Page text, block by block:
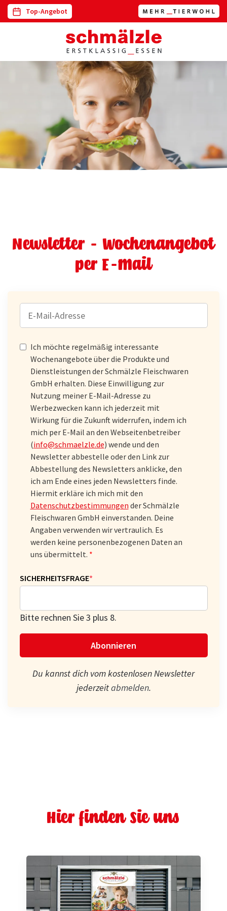
Top-Angebot
Newsletter - Wochenangebot
per E-Mail
MAIL-
Ich möchte regelmäßig interessante
Wochenangebote über die Produkte und
Dienstleistungen der Schmälzle Fleischwaren
GmbH erhalten. Diese Einwilligung zur
Nutzung meiner E-Mail-Adresse zu
Werbezwecken kann ich jederzeit mit
Wirkung für die Zukunft widerrufen, indem ich
mich per E-Mail an den Webseitenbetreiber
(info@schmaelzle.de) wende und den
Newsletter abbestelle oder den Link zur
Abbestellung des Newsletters anklicke, den
ich am Ende eines jeden Newsletters finde.
Hiermit erkläre ich mich mit den
Datenschutzbestimmungen der Schmälzle
Fleischwaren GmbH einverstanden. Deine
Angaben verwenden wir vertraulich. Es
werden keine personenbezogenen Daten an
uns übermittelt.
PFLICHTFELD
SICHERHEITSFRAGE*
Bitte rechnen Sie 3 plus 8.
Abonnieren
Du kannst dich vom kostenlosen Newsletter
jederzeitabmelden.
Hier finden Sie uns